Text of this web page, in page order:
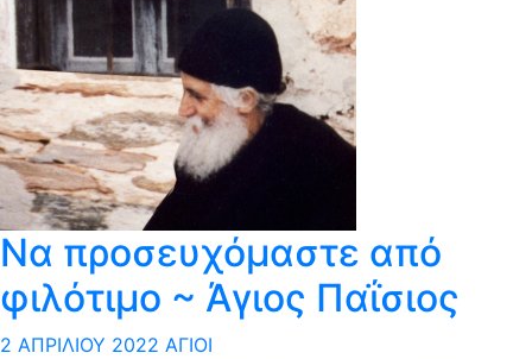
Να προσευχόμαστε από
φιλότιμο ~ Άγιος Παΐσιος
2 ΑΠΡΙΛΊΟΥ 2022 ΆΓΙΟΙ